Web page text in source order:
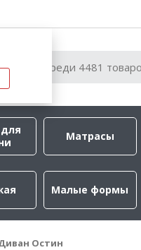
Матрасы
Малые формы
Остин